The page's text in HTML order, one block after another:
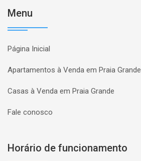
Menu
Página Inicial
Apartamentos à Venda em Praia Grande
Casas à Venda em Praia Grande
Fale conosco
Horário de funcionamento